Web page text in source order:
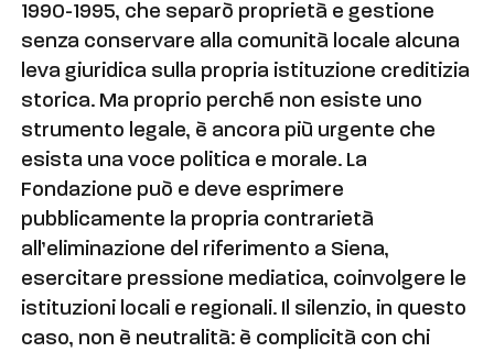
1990-1995, che separò proprietà e gestione
senza conservare alla comunità locale alcuna
leva giuridica sulla propria istituzione creditizia
storica. Ma proprio perché non esiste uno
strumento legale, è ancora più urgente che
esista una voce politica e morale. La
Fondazione può e deve esprimere
pubblicamente la propria contrarietà
all’eliminazione del riferimento a Siena,
esercitare pressione mediatica, coinvolgere le
istituzioni locali e regionali. Il silenzio, in questo
caso, non è neutralità: è complicità con chi